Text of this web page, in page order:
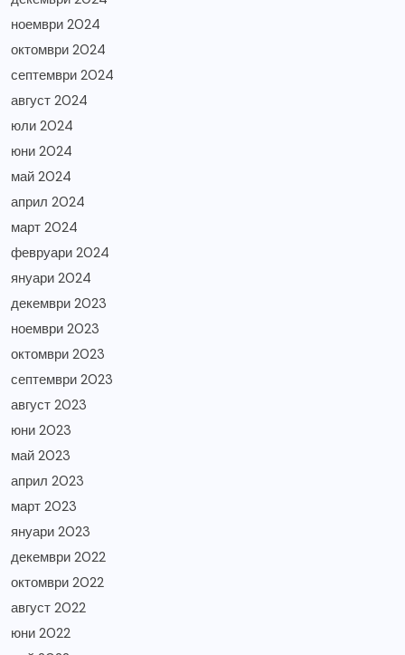
ноември 2024
октомври 2024
септември 2024
август 2024
юли 2024
юни 2024
май 2024
април 2024
март 2024
февруари 2024
януари 2024
декември 2023
ноември 2023
октомври 2023
септември 2023
август 2023
юни 2023
май 2023
април 2023
март 2023
януари 2023
декември 2022
октомври 2022
август 2022
юни 2022